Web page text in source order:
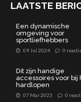
LAATSTE
Een dynamische
omgeving voor
sportliefhebbers
09 Jul 2024 0
Dit zijn handige
accessoires voor bij
hardlopen
07 Mar 2023 0